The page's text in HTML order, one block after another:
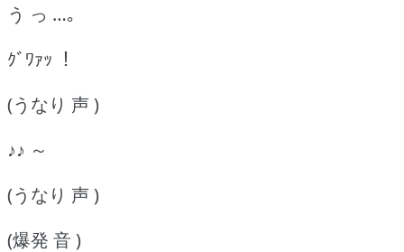
う っ …｡
ｸﾞﾜｧｯ ！
(うなり 声 )
♪♪ ～
(うなり 声 )
(爆発 音 )